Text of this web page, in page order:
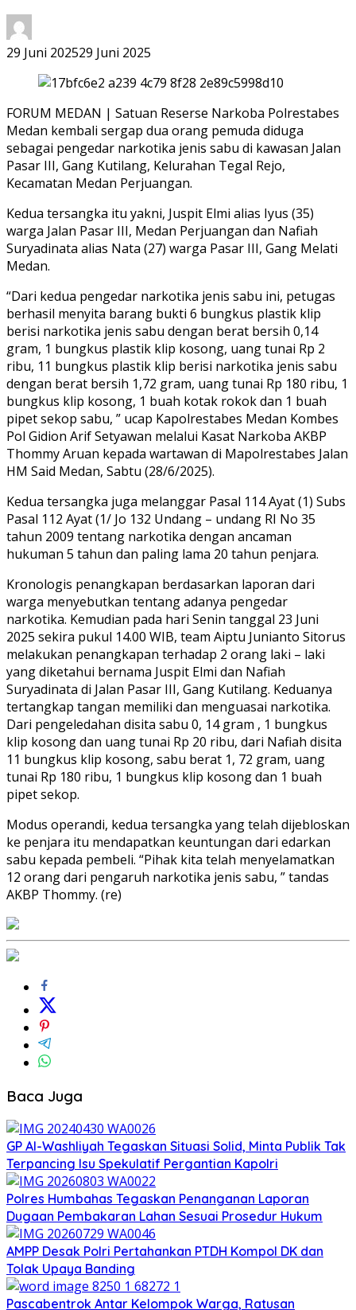
29 Juni 202529 Juni 2025
FORUM MEDAN | Satuan Reserse Narkoba Polrestabes
Medan kembali sergap dua orang pemuda diduga
sebagai pengedar narkotika jenis sabu di kawasan Jalan
Pasar III, Gang Kutilang, Kelurahan Tegal Rejo,
Kecamatan Medan Perjuangan.
Kedua tersangka itu yakni, Juspit Elmi alias Iyus (35)
warga Jalan Pasar III, Medan Perjuangan dan Nafiah
Suryadinata alias Nata (27) warga Pasar III, Gang Melati
Medan.
“Dari kedua pengedar narkotika jenis sabu ini, petugas
berhasil menyita barang bukti 6 bungkus plastik klip
berisi narkotika jenis sabu dengan berat bersih 0,14
gram, 1 bungkus plastik klip kosong, uang tunai Rp 2
ribu, 11 bungkus plastik klip berisi narkotika jenis sabu
dengan berat bersih 1,72 gram, uang tunai Rp 180 ribu, 1
bungkus klip kosong, 1 buah kotak rokok dan 1 buah
pipet sekop sabu, ” ucap Kapolrestabes Medan Kombes
Pol Gidion Arif Setyawan melalui Kasat Narkoba AKBP
Thommy Aruan kepada wartawan di Mapolrestabes Jalan
HM Said Medan, Sabtu (28/6/2025).
Kedua tersangka juga melanggar Pasal 114 Ayat (1) Subs
Pasal 112 Ayat (1/ Jo 132 Undang – undang RI No 35
tahun 2009 tentang narkotika dengan ancaman
hukuman 5 tahun dan paling lama 20 tahun penjara.
Kronologis penangkapan berdasarkan laporan dari
warga menyebutkan tentang adanya pengedar
narkotika. Kemudian pada hari Senin tanggal 23 Juni
2025 sekira pukul 14.00 WIB, team Aiptu Junianto Sitorus
melakukan penangkapan terhadap 2 orang laki – laki
yang diketahui bernama Juspit Elmi dan Nafiah
Suryadinata di Jalan Pasar III, Gang Kutilang. Keduanya
tertangkap tangan memiliki dan menguasai narkotika.
Dari pengeledahan disita sabu 0, 14 gram , 1 bungkus
klip kosong dan uang tunai Rp 20 ribu, dari Nafiah disita
11 bungkus klip kosong, sabu berat 1, 72 gram, uang
tunai Rp 180 ribu, 1 bungkus klip kosong dan 1 buah
pipet sekop.
Modus operandi, kedua tersangka yang telah dijebloskan
ke penjara itu mendapatkan keuntungan dari edarkan
sabu kepada pembeli. “Pihak kita telah menyelamatkan
12 orang dari pengaruh narkotika jenis sabu, ” tandas
AKBP Thommy. (re)
Baca Juga
GP Al-Washliyah Tegaskan Situasi Solid, Minta Publik Tak
Terpancing Isu Spekulatif Pergantian Kapolri
Polres Humbahas Tegaskan Penanganan Laporan
Dugaan Pembakaran Lahan Sesuai Prosedur Hukum
AMPP Desak Polri Pertahankan PTDH Kompol DK dan
Tolak Upaya Banding
Pascabentrok Antar Kelompok Warga, Ratusan